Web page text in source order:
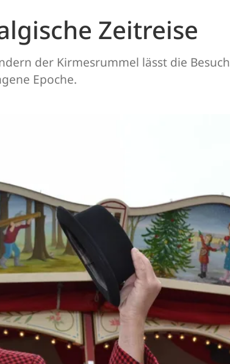
Zeitreise
der Kirmesrummel lässt die
Epoche.